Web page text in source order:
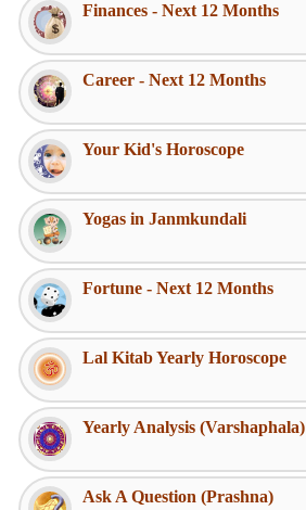
Finances - Next 12 Months
Career - Next 12 Months
Your Kid's Horoscope
Yogas in Janmkundali
Fortune - Next 12 Months
Lal Kitab Yearly Horoscope
Yearly Analysis (Varshaphala)
Ask A Question (Prashna)